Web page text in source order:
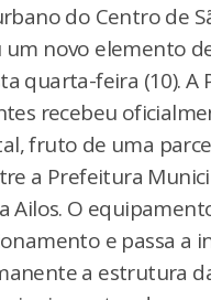
do Centro de
um novo elemento
quarta-feira (10). A
recebeu
fruto de uma
a Prefeitura
Ailos. O
e passa a
a estrutura